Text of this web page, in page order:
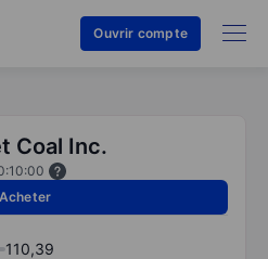
Ouvrir compte
Coal Inc.
Acheter
110,39